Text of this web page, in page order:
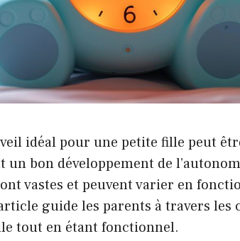
idéal pour une petite fille peut
un bon développement de
vastes et peuvent varier en
guide les parents à travers
tout en étant fonctionnel.